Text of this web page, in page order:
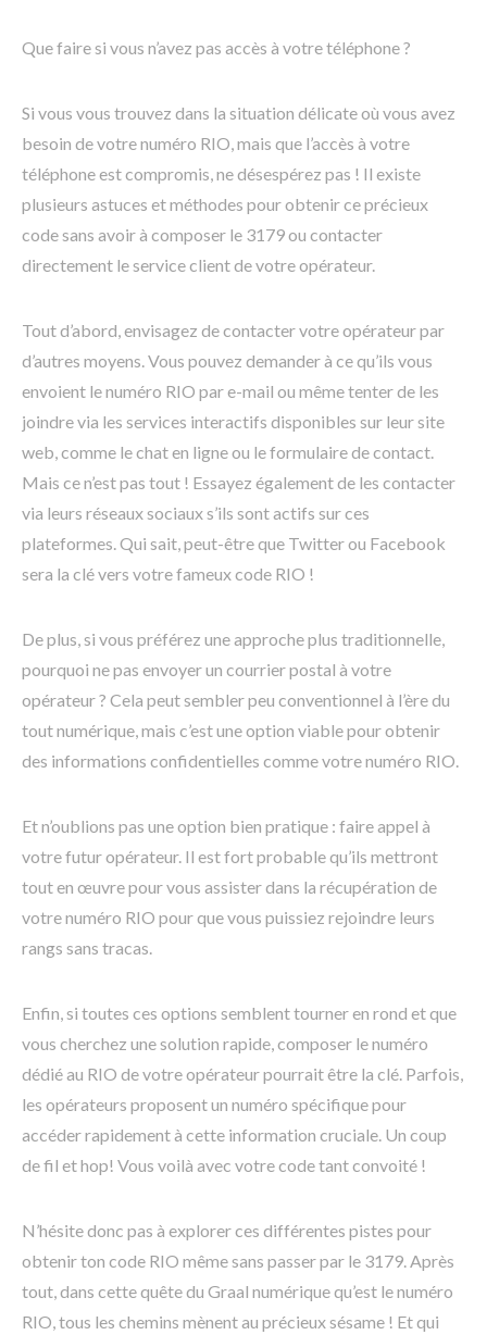
Que faire si vous n’avez pas accès à votre téléphone ?
Si vous vous trouvez dans la situation délicate où vous avez
besoin de votre numéro RIO, mais que l’accès à votre
téléphone est compromis, ne désespérez pas ! Il existe
plusieurs astuces et méthodes pour obtenir ce précieux
code sans avoir à composer le 3179 ou contacter
directement le service client de votre opérateur.
Tout d’abord, envisagez de contacter votre opérateur par
d’autres moyens. Vous pouvez demander à ce qu’ils vous
envoient le numéro RIO par e-mail ou même tenter de les
joindre via les services interactifs disponibles sur leur site
web, comme le chat en ligne ou le formulaire de contact.
Mais ce n’est pas tout ! Essayez également de les contacter
via leurs réseaux sociaux s’ils sont actifs sur ces
plateformes. Qui sait, peut-être que Twitter ou Facebook
sera la clé vers votre fameux code RIO !
De plus, si vous préférez une approche plus traditionnelle,
pourquoi ne pas envoyer un courrier postal à votre
opérateur ? Cela peut sembler peu conventionnel à l’ère du
tout numérique, mais c’est une option viable pour obtenir
des informations confidentielles comme votre numéro RIO.
Et n’oublions pas une option bien pratique : faire appel à
votre futur opérateur. Il est fort probable qu’ils mettront
tout en œuvre pour vous assister dans la récupération de
votre numéro RIO pour que vous puissiez rejoindre leurs
rangs sans tracas.
Enfin, si toutes ces options semblent tourner en rond et que
vous cherchez une solution rapide, composer le numéro
dédié au RIO de votre opérateur pourrait être la clé. Parfois,
les opérateurs proposent un numéro spécifique pour
accéder rapidement à cette information cruciale. Un coup
de fil et hop! Vous voilà avec votre code tant convoité !
N’hésite donc pas à explorer ces différentes pistes pour
obtenir ton code RIO même sans passer par le 3179. Après
tout, dans cette quête du Graal numérique qu’est le numéro
RIO, tous les chemins mènent au précieux sésame ! Et qui